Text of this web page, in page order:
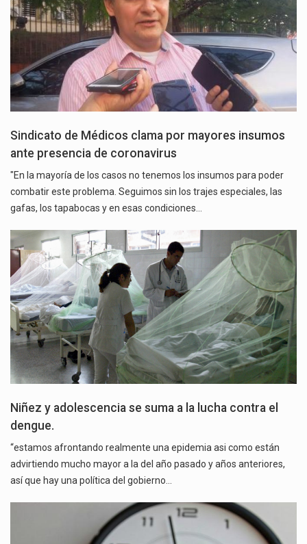
Sindicato de Médicos clama por mayores insumos
ante presencia de coronavirus
"En la mayoría de los casos no tenemos los insumos para poder
combatir este problema. Seguimos sin los trajes especiales, las
gafas, los tapabocas y en esas condiciones…
Niñez y adolescencia se suma a la lucha contra el
dengue.
“estamos afrontando realmente una epidemia asi como están
advirtiendo mucho mayor a la del año pasado y años anteriores,
así que hay una política del gobierno…